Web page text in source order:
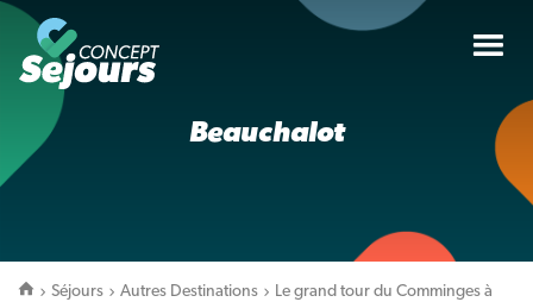
Beauchalot
Séjours Autres Destinations
Le grand tour du Comminges à